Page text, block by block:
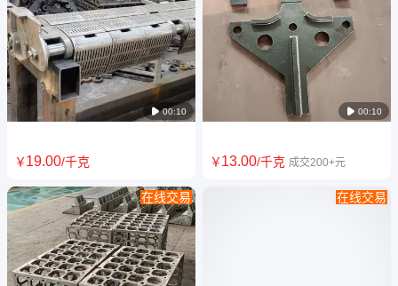
性：高温合金与耐热钢的
差异化应用 0
 00:10
ZG3Cr25Ni11NMoRe 链篦机侧
￥19.00/千克
在线交易
 00:10
￥13.00/千克 成交200+元
在线交易